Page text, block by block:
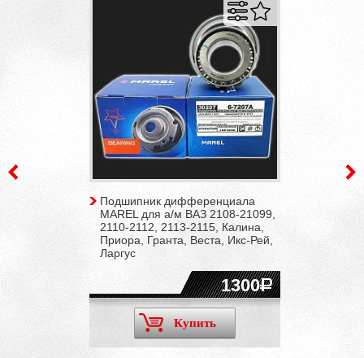
Подшипник дифференциала
MAREL для а/м ВАЗ 2108-21099,
2110-2112, 2113-2115, Калина,
Приора, Гранта, Веста, Икс-Рей,
Ларгус
1300
Купить